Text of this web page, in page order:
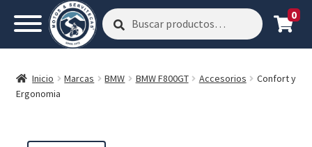
Buscar
por:
Buscar 0
Inicio Marcas BMW BMW F800GT Accesorios
Confort y
Ergonomia